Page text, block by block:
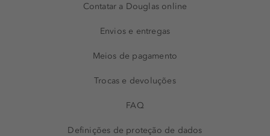
Contatar a Douglas online
Envios e entregas
Meios de pagamento
Trocas e devoluções
FAQ
Definições de proteção de dados